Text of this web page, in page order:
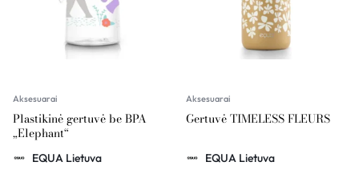
Aksesuarai
Plastikinė gertuvė be BPA
„Elephant“
EQUA Lietuva
Aksesuarai
Gertuvė TIMELESS FLEURS
EQUA Lietuva